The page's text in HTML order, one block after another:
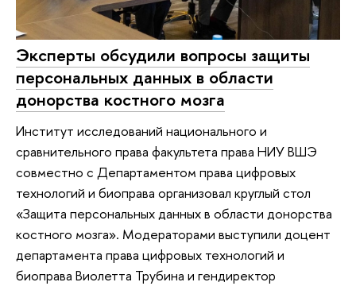
Эксперты обсудили вопросы защиты
персональных данных в области
донорства костного мозга
Институт исследований национального и
сравнительного права факультета права НИУ ВШЭ
совместно с Департаментом права цифровых
технологий и биоправа организовал круглый стол
«Защита персональных данных в области донорства
костного мозга». Модераторами выступили доцент
департамента права цифровых технологий и
биоправа Виолетта Трубина и гендиректор